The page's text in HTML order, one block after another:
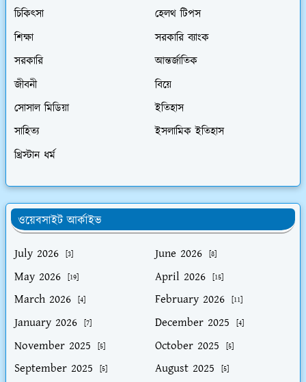
চিকিৎসা
হেলথ টিপস
শিক্ষা
সরকারি ব্যাংক
সরকারি
আন্তর্জাতিক
জীবনী
বিয়ে
সোসাল মিডিয়া
ইতিহাস
সাহিত্য
ইসলামিক ইতিহাস
খ্রিস্টান ধর্ম
ওয়েবসাইট আর্কাইভ
July 2026
[3] June 2026 [8]
May 2026 [19] April 2026 [15]
March 2026 [4] February 2026 [11]
January 2026 [7] December 2025 [4]
November 2025 [5] October 2025 [5]
September 2025 [5] August 2025 [5]